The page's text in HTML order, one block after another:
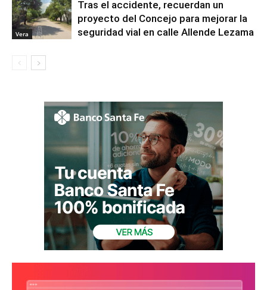
Vera
Tras el accidente, recuerdan un
proyecto del Concejo para mejorar la
seguridad vial en calle Allende Lezama